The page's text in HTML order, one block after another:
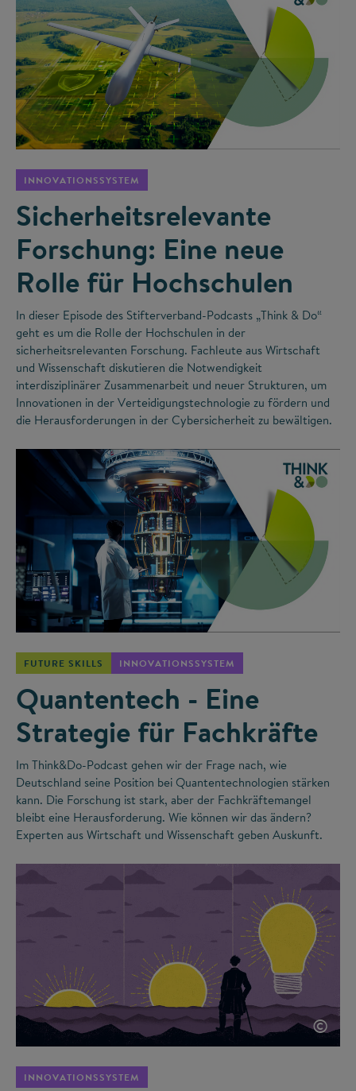
INNOVATIONSSYSTEM
Sicherheitsrelevante
Forschung: Eine neue
Rolle für Hochschulen
In dieser Episode des Stifterverband-Podcasts „Think & Do“
geht es um die Rolle der Hochschulen in der
sicherheitsrelevanten Forschung. Fachleute aus Wirtschaft
und Wissenschaft diskutieren die Notwendigkeit
interdisziplinärer Zusammenarbeit und neuer Strukturen, um
Innovationen in der Verteidigungstechnologie zu fördern und
die Herausforderungen in der Cybersicherheit zu bewältigen.
FUTURE SKILLS INNOVATIONSSYSTEM
Quantentech - Eine
Strategie für Fachkräfte
Im Think&Do-Podcast gehen wir der Frage nach, wie
Deutschland seine Position bei Quantentechnologien stärken
kann. Die Forschung ist stark, aber der Fachkräftemangel
bleibt eine Herausforderung. Wie können wir das ändern?
Experten aus Wirtschaft und Wissenschaft geben Auskunft.
©
INNOVATIONSSYSTEM